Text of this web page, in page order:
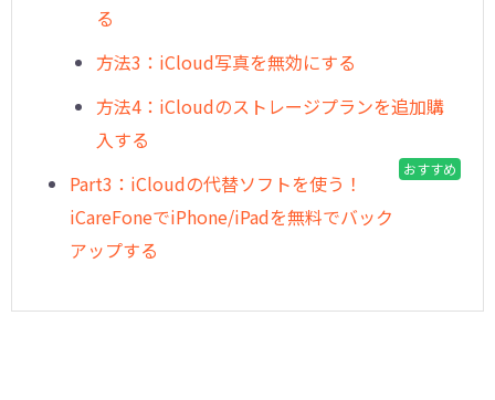
る
方法3：iCloud写真を無効にする
方法4：iCloudのストレージプランを追加購
入する
Part3：iCloudの代替ソフトを使う！
iCareFoneでiPhone/iPadを無料でバック
アップする
おすすめ